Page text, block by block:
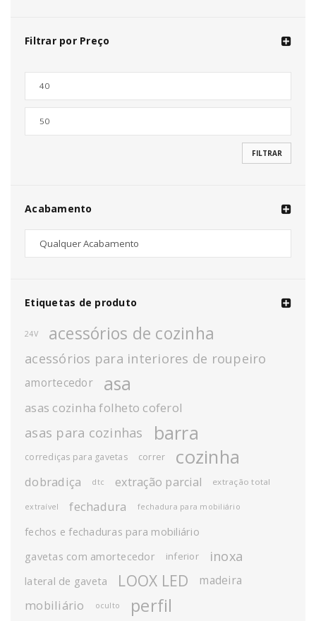
Filtrar por Preço
FILTRAR
Acabamento
Etiquetas de produto
24V acessórios de cozinha
acessórios para interiores de roupeiro
amortecedor asa
asas cozinha folheto coferol
asas para cozinhas barra
corrediças para gavetas correr cozinha
dobradiça dtc extração parcial extração total
extraível fechadura fechadura para mobiliário
fechos e fechaduras para mobiliário
gavetas com amortecedor
inferior inoxa
lateral de gaveta LOOX LED madeira
mobiliário oculto perfil